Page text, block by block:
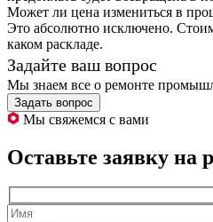
Может ли цена измениться в
Это абсолютно исключено.
каком раскладе.
Задайте ваш вопрос
Мы знаем все о ремонте
Задать вопрос
Мы свяжемся с вами
Оставьте заявку на